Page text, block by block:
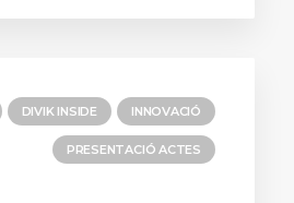
DIVIK INSIDE INNOVACIÓ
PRESENTACIÓ ACTES